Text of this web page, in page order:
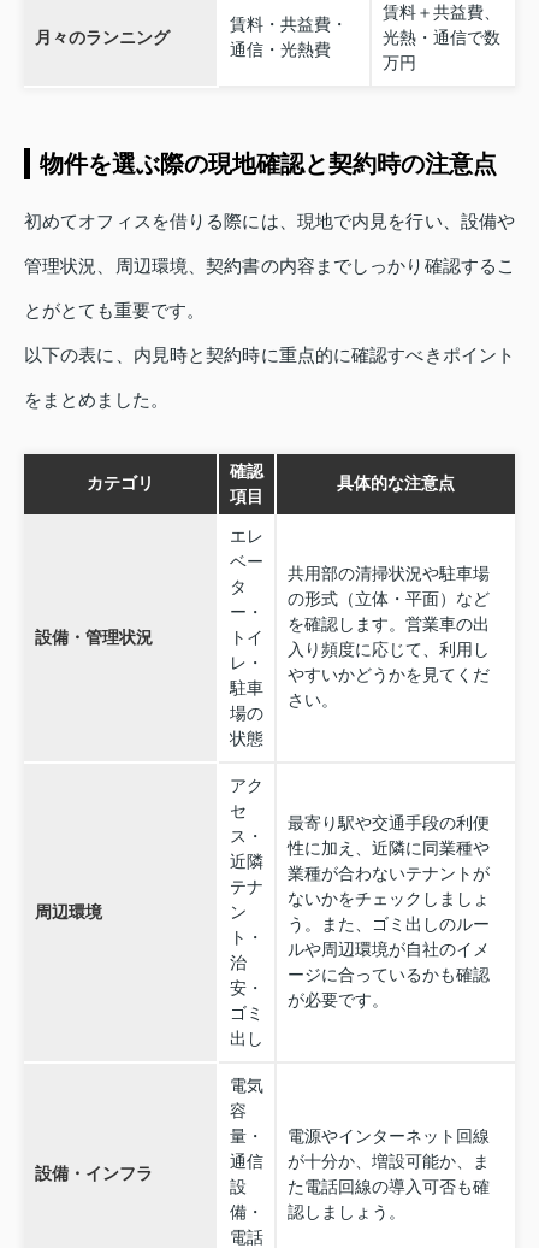
月々のランニング
賃料・共益費・
通信・光熱費
賃料＋共益費、
光熱・通信で数
万円
物件を選ぶ際の現地確認と契約時の注意点
初めてオフィスを借りる際には、現地で内見を行い、設備や
管理状況、周辺環境、契約書の内容までしっかり確認するこ
とがとても重要です。
以下の表に、内見時と契約時に重点的に確認すべきポイント
をまとめました。
カテゴリ
確認
項目
具体的な注意点
設備・管理状況
エレ
ベー
タ
ー・
トイ
レ・
駐車
場の
状態
共用部の清掃状況や駐車場
の形式（立体・平面）など
を確認します。営業車の出
入り頻度に応じて、利用し
やすいかどうかを見てくだ
さい。
周辺環境
アク
セ
ス・
近隣
テナ
ン
ト・
治
安・
ゴミ
出し
最寄り駅や交通手段の利便
性に加え、近隣に同業種や
業種が合わないテナントが
ないかをチェックしましょ
う。また、ゴミ出しのルー
ルや周辺環境が自社のイメ
ージに合っているかも確認
が必要です。
設備・インフラ
電気
容
量・
通信
設
備・
電話
電源やインターネット回線
が十分か、増設可能か、ま
た電話回線の導入可否も確
認しましょう。